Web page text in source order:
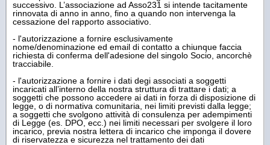
successivo. L’associazione ad Asso231 si intende tacitamente
rinnovata di anno in anno, fino a quando non intervenga la
cessazione del rapporto associativo.
- l'autorizzazione a fornire esclusivamente
nome/denominazione ed email di contatto a chiunque faccia
richiesta di conferma dell'adesione del singolo Socio, ancorchè
tracciabile.
- l'autorizzazione a fornire i dati degi associati a soggetti
incaricati all’interno della nostra struttura di trattare i dati; a
soggetti che possono accedere ai dati in forza di disposizione di
legge, o di normativa comunitaria, nei limiti previsti dalla legge;
a soggetti che svolgono attività di consulenza per adempimenti
di Legge (es. DPO, ecc.) nei limiti necessari per svolgere il loro
incarico, previa nostra lettera di incarico che imponga il dovere
di riservatezza e sicurezza nel trattamento dei dati